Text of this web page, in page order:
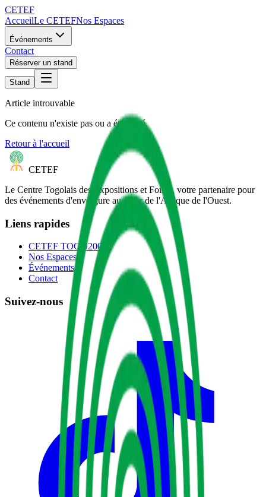
CETEF
AccueilLe CETEFNos Espaces
Événements
Contact
Réserver un stand
Stand
Article introuvable
Ce contenu n'existe pas ou a été retiré.
Retour à l'accueil
CETEF
Le Centre Togolais des Expositions et Foires, votre partenaire pour
des événements d'envergure au cœur de l'Afrique de l'Ouest.
Liens rapides
CETEF TOGO2000
Nos Espaces
Événements
Contact
Suivez-nous